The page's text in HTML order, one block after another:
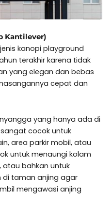
Kantilever)
kanopi playground
terakhir karena tidak
yang elegan dan bebas
cepat dan
yang hanya ada di
cocok untuk
area parkir mobil, atau
untuk menaungi kolam
atau bahkan untuk
taman anjing agar
mengawasi anjing